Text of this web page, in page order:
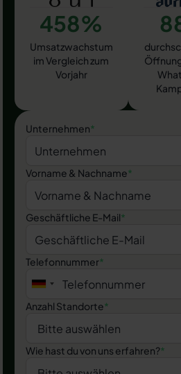
458%
Umsatzwachstum
im Vergleich zum
Vorjahr
Unternehmen*
Vorname & Nachname*
Geschäftliche E-Mail*
Telefonnummer*
Anzahl Standorte*
Wie hast du von uns erfahren?*